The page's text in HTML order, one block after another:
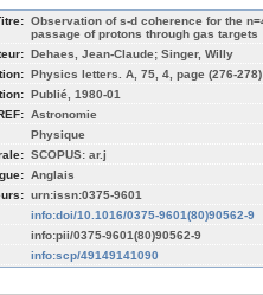
Observation of s-d coherence for the
passage of protons through gas targets
Dehaes, Jean-Claude; Singer, Willy
Physics letters. A, 75, 4, page (276-278)
Publié, 1980-01
Astronomie
Physique
SCOPUS: ar.j
Anglais
urn:issn:0375-9601
info:doi/10.1016/0375-9601(80)90562-9
info:pii/0375-9601(80)90562-9
info:scp/49149141090